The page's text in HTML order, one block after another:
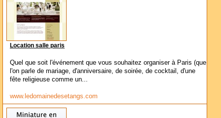
Location salle paris
Quel que soit l'événement que vous souhaitez organiser à Paris (que
l'on parle de mariage, d'anniversaire, de soirée, de cocktail, d'une
fête religieuse comme un...
www.ledomainedesetangs.com